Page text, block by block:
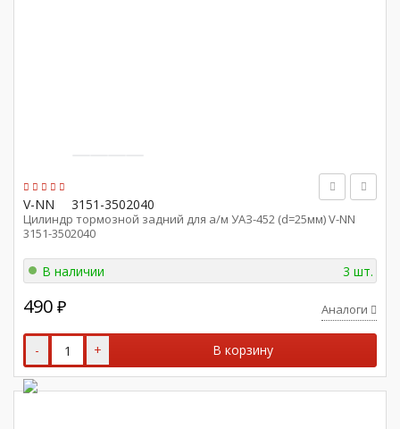
V-NN 3151-3502040
Цилиндр тормозной задний для а/м УАЗ-452 (d=25мм) V-NN
3151-3502040
В наличии 3 шт.
490 ₽ Аналоги
- + В корзину